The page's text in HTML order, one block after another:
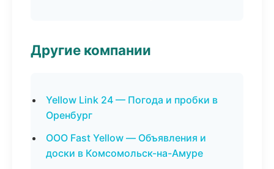
Другие компании
Yellow Link 24 — Погода и пробки в
Оренбург
ООО Fast Yellow — Объявления и
доски в Комсомольск-на-Амуре